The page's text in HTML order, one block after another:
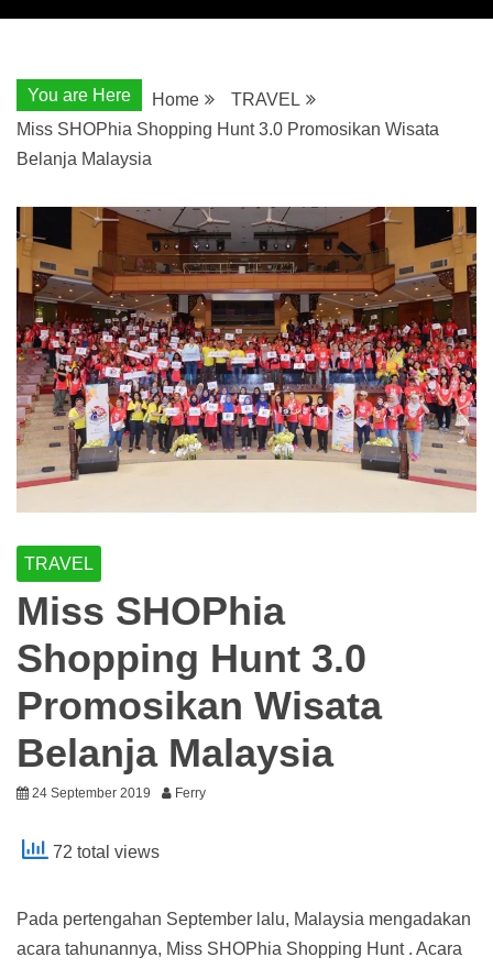
You are Here Home
TRAVEL
Miss SHOPhia Shopping Hunt 3.0 Promosikan Wisata
Belanja Malaysia
TRAVEL
Miss SHOPhia
Shopping Hunt 3.0
Promosikan Wisata
Belanja Malaysia
24 September 2019 Ferry
72 total views
Pada pertengahan September lalu, Malaysia mengadakan
acara tahunannya, Miss SHOPhia Shopping Hunt . Acara